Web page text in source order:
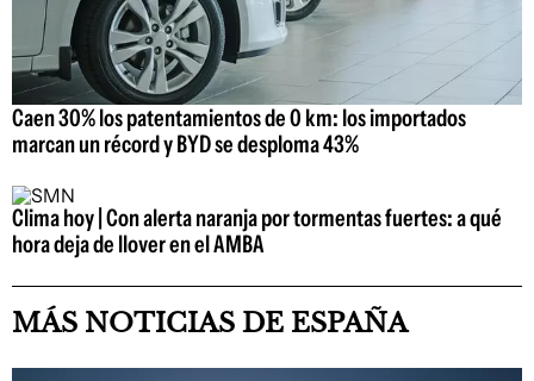
Caen 30% los patentamientos de 0 km: los importados
marcan un récord y BYD se desploma 43%
Clima hoy | Con alerta naranja por tormentas fuertes: a qué
hora deja de llover en el AMBA
MÁS NOTICIAS DE ESPAÑA